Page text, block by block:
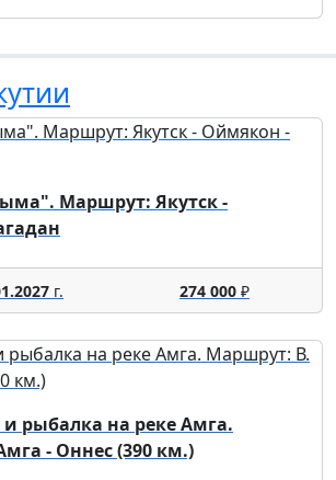
Маршрут: Якутск -
г. 274 000₽
рыбалка на реке Амга.
- Оннес (390 км.)